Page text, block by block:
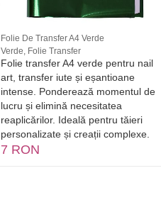
Folie De Transfer A4 Verde
Verde, Folie Transfer
Folie transfer A4 verde pentru nail
art, transfer iute și eșantioane
intense. Ponderează momentul de
lucru și elimină necesitatea
reaplicărilor. Ideală pentru tăieri
personalizate și creații complexe.
7 RON